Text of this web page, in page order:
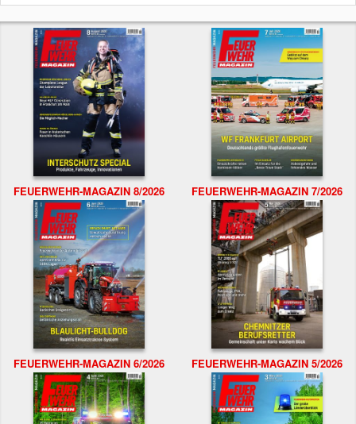
FEUERWEHR-MAGAZIN 8/2026 FEUERWEHR-MAGAZIN 7/2026
FEUERWEHR-MAGAZIN 6/2026 FEUERWEHR-MAGAZIN 5/2026